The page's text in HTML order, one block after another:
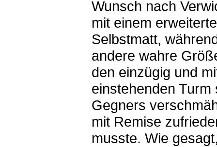
Wunsch nach
mit einem
Selbstmatt,
andere wahre
den einzügig und
einstehenden Turm
Gegners
mit Remise
musste. Wie